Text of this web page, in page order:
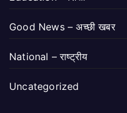
Good News – अच्छी खबर
National – राष्ट्रीय
Uncategorized